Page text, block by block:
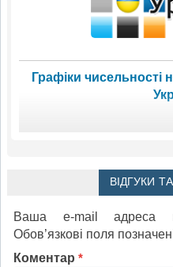
Графіки чисельності
ВІДГУКИ
Ваша e-mail адреса
Обов’язкові поля
Коментар *